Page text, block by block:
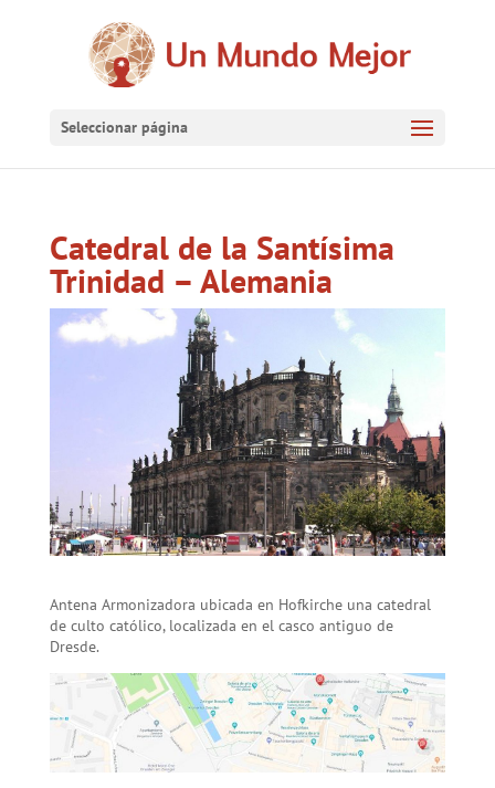
Seleccionar página
Catedral de la Santísima
Trinidad – Alemania
Antena Armonizadora ubicada en Hofkirche una catedral
de culto católico, localizada en el casco antiguo de
Dresde.